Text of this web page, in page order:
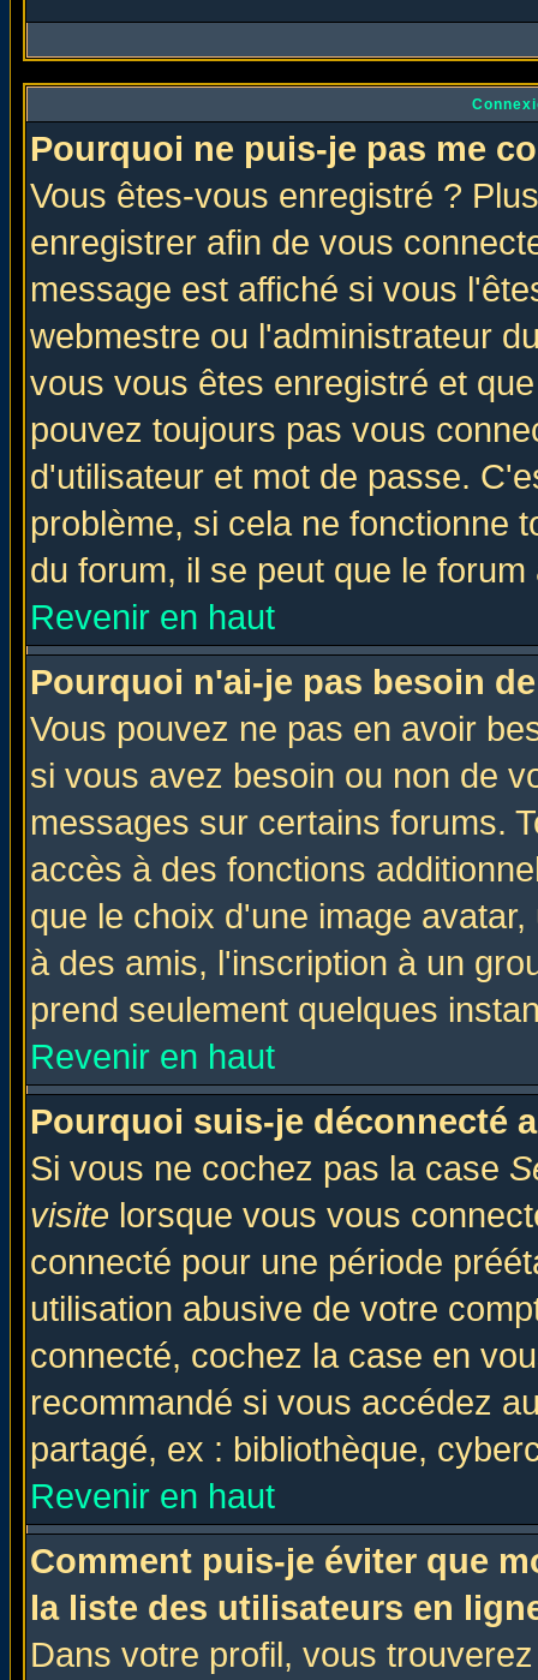
Pourquoi ne puis-je pas me
Vous êtes-vous enregistré ?
enregistrer afin de vous
message est affiché si vous
webmestre ou l'administrateur
vous vous êtes enregistré et
pouvez toujours pas vous
d'utilisateur et mot de passe.
problème, si cela ne fonctionne
du forum, il se peut que le
Revenir en haut
Pourquoi n'ai-je pas besoin
Vous pouvez ne pas en avoir
si vous avez besoin ou non de
messages sur certains forums.
accès à des fonctions
que le choix d'une image
à des amis, l'inscription à un
prend seulement quelques
Revenir en haut
Pourquoi suis-je déconnecté
Si vous ne cochez pas la case
visite lorsque vous vous
connecté pour une période
utilisation abusive de votre
connecté, cochez la case en
recommandé si vous accédez
partagé, ex : bibliothèque,
Revenir en haut
Comment puis-je éviter que
la liste des utilisateurs en
Dans votre profil, vous